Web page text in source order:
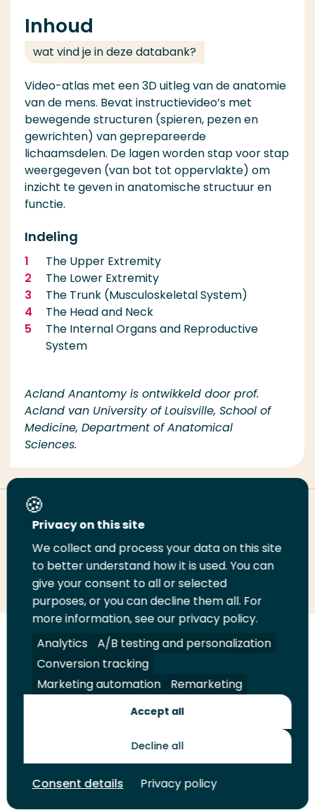
Inhoud
wat vind je in deze databank?
Video-atlas met een 3D uitleg van de anatomie
van de mens. Bevat instructievideo’s met
bewegende structuren (spieren, pezen en
gewrichten) van geprepareerde
lichaamsdelen. De lagen worden stap voor stap
weergegeven (van bot tot oppervlakte) om
inzicht te geven in anatomische structuur en
functie.
Indeling
The Upper Extremity
The Lower Extremity
The Trunk (Musculoskeletal System)
The Head and Neck
The Internal Organs and Reproductive
System
Acland Anantomy is ontwikkeld door prof.
Acland van University of Louisville, School of
Medicine, Department of Anatomical
Sciences.
Deel deze pagina
Deel
LinkedIn
Deel
op
Twitter
Deel
op
Facebook
Email
deze
pagina
Print
deze
pagina
Volg
ons
op
LinkedIn
Volg
ons
op
Facebook
Volg
ons
op
YouTube
Volg
ons
op
Instagram
Juridisch Security A-Z Index
Contact
Toekomstmakers
Privacy on this site
We collect and process your data on this site
to better understand how it is used. You can
give your consent to all or selected
purposes, or you can decline them all. For
more information, see our privacy policy.
Analytics
A/B testing and personalization
Conversion tracking
Marketing automation
Remarketing
Accept all
Decline all
Consent details Privacy policy